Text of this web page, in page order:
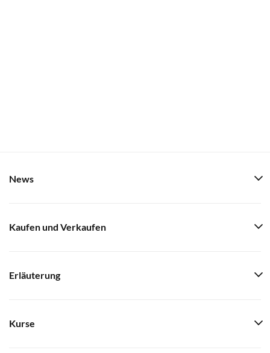
News
Kaufen und Verkaufen
Erläuterung
Kurse